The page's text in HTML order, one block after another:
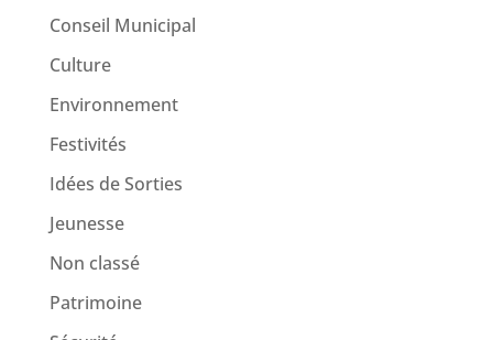
Conseil Municipal
Culture
Environnement
Festivités
Idées de Sorties
Jeunesse
Non classé
Patrimoine